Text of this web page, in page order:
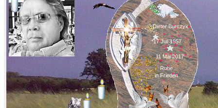
Dieter Burczyk
*17 Juli 1957
11 Mai 2017
Ruhe
in Frieden